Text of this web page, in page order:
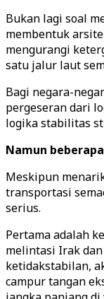
Bukan lagi soal
membentuk
mengurangi
satu jalur laut
Bagi negara-
pergeseran dari
logika stabilitas
Namun
Meskipun
transportasi
serius.
Pertama adalah
melintasi Irak
ketidakstabilan,
campur tangan